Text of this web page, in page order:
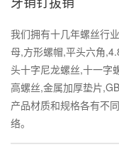
我们拥有十几年螺丝行
母,方形螺帽,平头六角
头十字尼龙螺丝,十一字
高螺丝,金属加厚垫片
产品材质和规格各有不
络。